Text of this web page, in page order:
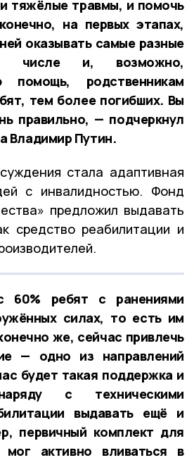
тяжёлые травмы, и помочь
на первых этапах,
оказывать самые разные
и, возможно,
помощь, родственникам
тем более погибших. Вы
правильно, — подчеркнул
Владимир Путин.
стала адаптивная
с инвалидностью. Фонд
предложил выдавать
средство реабилитации и
ребят с ранениями
силах, то есть им
же, сейчас привлечь
— одно из направлений
будет такая поддержка и
с техническими
выдавать ещё и
первичный комплект для
активно вливаться в